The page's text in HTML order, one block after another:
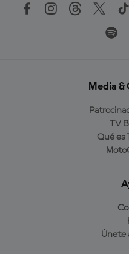
Media
TV
Qué es
Únete